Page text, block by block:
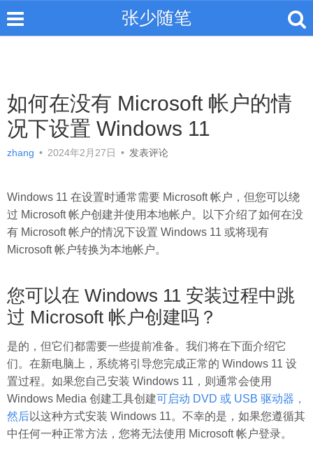
张少随笔
如何在没有 Microsoft 帐户的情
况下设置 Windows 11
zhang • 2024年2月27日 • 发表评论
Windows 11 在设置时通常需要 Microsoft 帐户，但您可以绕
过 Microsoft 帐户创建并使用本地帐户。以下介绍了如何在没
有 Microsoft 帐户的情况下设置 Windows 11 或将现有
Microsoft 帐户转换为本地帐户。
您可以在 Windows 11 安装过程中跳
过 Microsoft 帐户创建吗？
是的，但它们都需要一些提前准备。我们将在下面介绍它
们。在新电脑上，系统将引导您完成正常的 Windows 11 设
置过程。如果您自己安装 Windows 11，则通常会使用
Windows Media 创建工具创建可启动 DVD 或 USB 驱动器，
然后以这种方式安装 Windows 11。不幸的是，如果您遵循其
中任何一种正常方法，您将无法使用 Microsoft 帐户登录。